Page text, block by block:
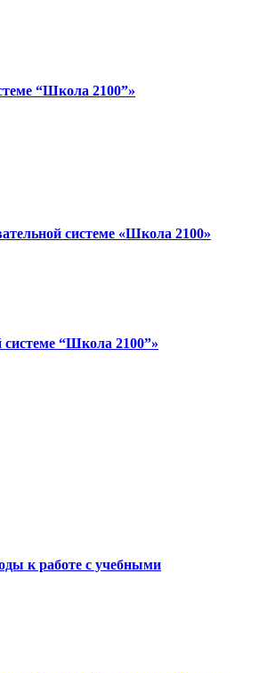
“Школа 2100”»
системе «Школа 2100»
“Школа 2100”»
к работе с учебными